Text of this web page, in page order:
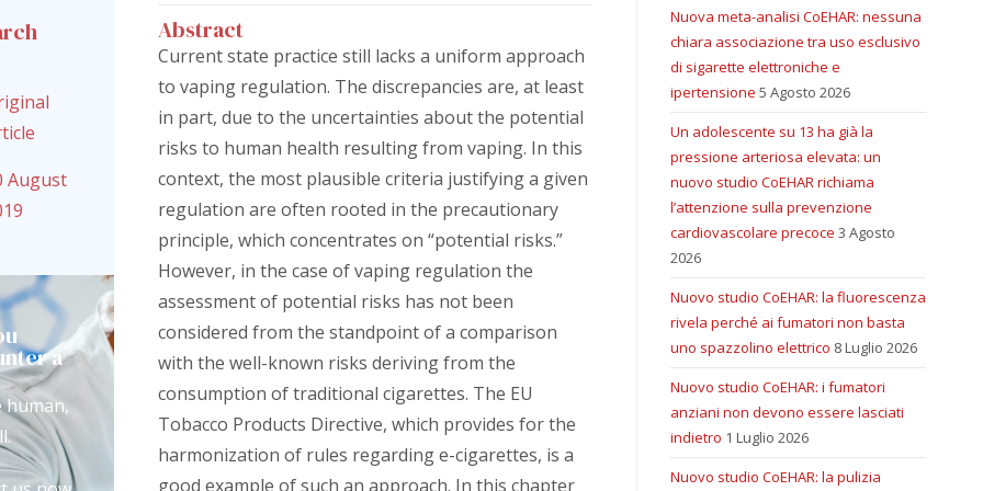
August
a
human,
Abstract
Current state practice still lacks a uniform approach
to vaping regulation. The discrepancies are, at least
in part, due to the uncertainties about the potential
risks to human health resulting from vaping. In this
context, the most plausible criteria justifying a given
regulation are often rooted in the precautionary
principle, which concentrates on “potential risks.”
However, in the case of vaping regulation the
assessment of potential risks has not been
considered from the standpoint of a comparison
with the well-known risks deriving from the
consumption of traditional cigarettes. The EU
Tobacco Products Directive, which provides for the
harmonization of rules regarding e-cigarettes, is a
good example of such an approach. In this chapter
Nuova meta-analisi CoEHAR: nessuna
chiara associazione tra uso esclusivo
di sigarette elettroniche e
ipertensione 5 Agosto 2026
Un adolescente su 13 ha già la
pressione arteriosa elevata: un
nuovo studio CoEHAR richiama
l’attenzione sulla prevenzione
cardiovascolare precoce 3 Agosto
2026
Nuovo studio CoEHAR: la fluorescenza
rivela perché ai fumatori non basta
uno spazzolino elettrico 8 Luglio 2026
Nuovo studio CoEHAR: i fumatori
anziani non devono essere lasciati
indietro 1 Luglio 2026
Nuovo studio CoEHAR: la pulizia